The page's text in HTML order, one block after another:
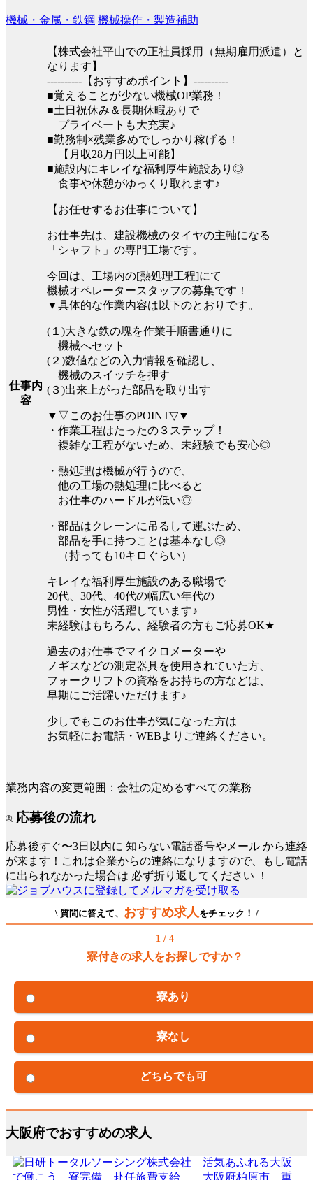
機械・金属・鉄鋼 機械操作・製造補助
仕事内
容
【株式会社平山での正社員採用（無期雇用派遣）と
なります】
----------【おすすめポイント】----------
■覚えることが少ない機械OP業務！
■土日祝休み＆長期休暇ありで
プライベートも大充実♪
■勤務制×残業多めでしっかり稼げる！
【月収28万円以上可能】
■施設内にキレイな福利厚生施設あり◎
食事や休憩がゆっくり取れます♪
【お任せするお仕事について】
お仕事先は、建設機械のタイヤの主軸になる
「シャフト」の専門工場です。
今回は、工場内の[熱処理工程]にて
機械オペレータースタッフの募集です！
▼具体的な作業内容は以下のとおりです。
(１)大きな鉄の塊を作業手順書通りに
機械へセット
(２)数値などの入力情報を確認し、
機械のスイッチを押す
(３)出来上がった部品を取り出す
▼▽このお仕事のPOINT▽▼
・作業工程はたったの３ステップ！
複雑な工程がないため、未経験でも安心◎
・熱処理は機械が行うので、
他の工場の熱処理に比べると
お仕事のハードルが低い◎
・部品はクレーンに吊るして運ぶため、
部品を手に持つことは基本なし◎
（持っても10キロぐらい）
キレイな福利厚生施設のある職場で
20代、30代、40代の幅広い年代の
男性・女性が活躍しています♪
未経験はもちろん、経験者の方もご応募OK★
過去のお仕事でマイクロメーターや
ノギスなどの測定器具を使用されていた方、
フォークリフトの資格をお持ちの方などは、
早期にご活躍いただけます♪
少しでもこのお仕事が気になった方は
お気軽にお電話・WEBよりご連絡ください。
業務内容の変更範囲：会社の定めるすべての業務
応募後の流れ
応募後すぐ〜3日以内に 知らない電話番号やメール から連絡
が来ます！これは企業からの連絡になりますので、もし電話
に出られなかった場合は 必ず折り返してください ！
\ 質問に答えて、 おすすめ求人をチェック！ /
1 / 4
寮付きの求人をお探しですか？
寮あり
寮なし
どちらでも可
大阪府でおすすめの求人